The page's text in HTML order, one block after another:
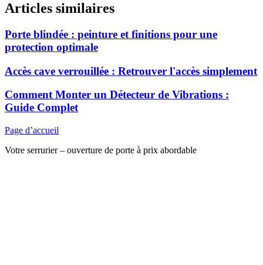
Articles similaires
Porte blindée : peinture et finitions pour une
protection optimale
Accès cave verrouillée : Retrouver l'accès simplement
Comment Monter un Détecteur de Vibrations :
Guide Complet
Page d’accueil
Votre serrurier – ouverture de porte à prix abordable